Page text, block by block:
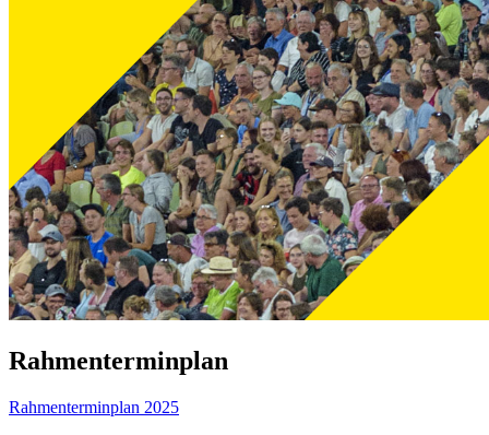
Rahmenterminplan
Rahmenterminplan 2025